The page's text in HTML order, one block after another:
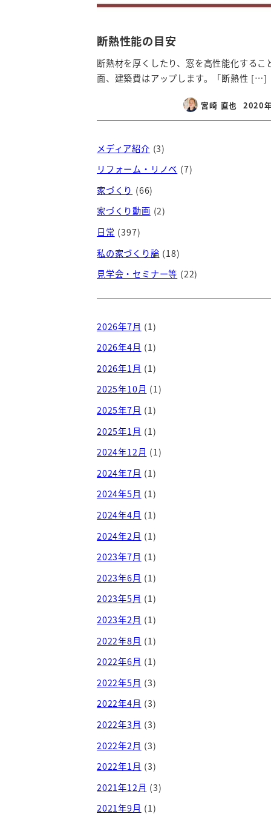
断熱性能の目安
断熱材を厚くしたり、窓を高性能化する
面、建築費はアップします。「断熱性 […]
宮崎 直也
投稿日
2020
メディア紹介 (3)
リフォーム・リノベ (7)
家づくり (66)
家づくり動画 (2)
日常 (397)
私の家づくり論 (18)
見学会・セミナー等 (22)
2026年7月 (1)
2026年4月 (1)
2026年1月 (1)
2025年10月 (1)
2025年7月 (1)
2025年1月 (1)
2024年12月 (1)
2024年7月 (1)
2024年5月 (1)
2024年4月 (1)
2024年2月 (1)
2023年7月 (1)
2023年6月 (1)
2023年5月 (1)
2023年2月 (1)
2022年8月 (1)
2022年6月 (1)
2022年5月 (3)
2022年4月 (3)
2022年3月 (3)
2022年2月 (3)
2022年1月 (3)
2021年12月 (3)
2021年9月 (1)